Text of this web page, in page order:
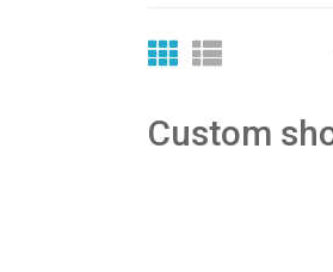
Custom